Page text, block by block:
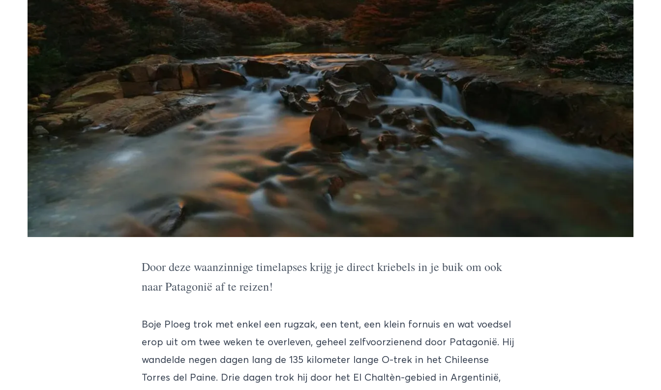
Door deze waanzinnige timelapses krijg je direct kriebels in je buik om ook
naar Patagonië af te reizen!
Boje Ploeg trok met enkel een rugzak, een tent, een klein fornuis en wat voedsel
erop uit om twee weken te overleven, geheel zelfvoorzienend door Patagonië. Hij
wandelde negen dagen lang de 135 kilometer lange O-trek in het Chileense
Torres del Paine. Drie dagen trok hij door het El Chaltèn-gebied in Argentinië,